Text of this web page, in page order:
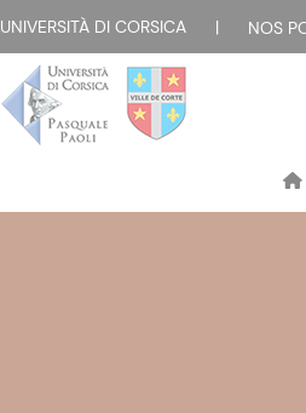
UNIVERSITÀ DI CORSICA | NOS